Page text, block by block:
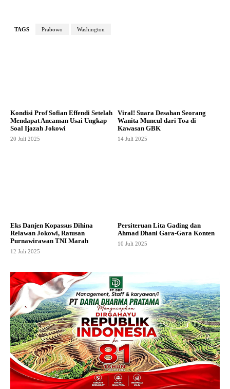
TAGS Prabowo Washington
Kondisi Prof Sofian Effendi Setelah
Mendapat Ancaman Usai Ungkap
Soal Ijazah Jokowi
20 Juli 2025
Viral! Suara Desahan Seorang
Wanita Muncul dari Toa di
Kawasan GBK
14 Juli 2025
Eks Danjen Kopassus Dihina
Relawan Jokowi, Ratusan
Purnawirawan TNI Marah
12 Juli 2025
Persiteruan Lita Gading dan
Ahmad Dhani Gara-Gara Konten
10 Juli 2025